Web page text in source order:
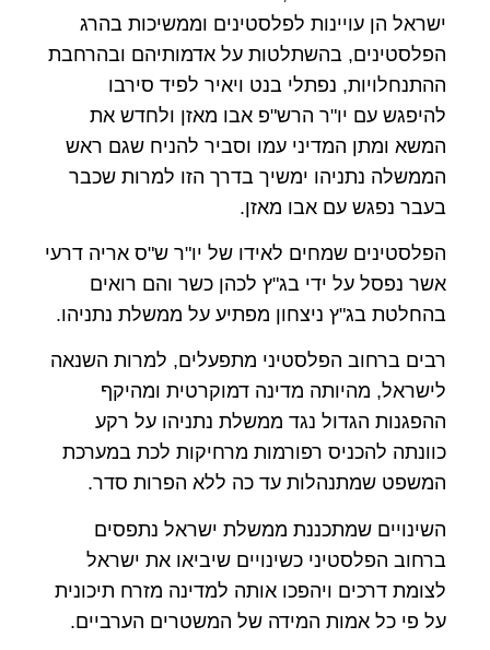
ישראל הן עויינות לפלסטינים וממשיכות בהרג
הפלסטינים, בהשתלטות על אדמותיהם ובהרחבת
ההתנחלויות, נפתלי בנט ויאיר לפיד סירבו
להיפגש עם יו"ר הרש"פ אבו מאזן ולחדש את
המשא ומתן המדיני עמו וסביר להניח שגם ראש
הממשלה נתניהו ימשיך בדרך הזו למרות שכבר
בעבר נפגש עם אבו מאזן.
הפלסטינים שמחים לאידו של יו"ר ש"ס אריה דרעי
אשר נפסל על ידי בג"ץ לכהן כשר והם רואים
בהחלטת בג"ץ ניצחון מפתיע על ממשלת נתניהו.
רבים ברחוב הפלסטיני מתפעלים, למרות השנאה
לישראל, מהיותה מדינה דמוקרטית ומהיקף
ההפגנות הגדול נגד ממשלת נתניהו על רקע
כוונתה להכניס רפורמות מרחיקות לכת במערכת
המשפט שמתנהלות עד כה ללא הפרות סדר.
השינויים שמתכננת ממשלת ישראל נתפסים
ברחוב הפלסטיני כשינויים שיביאו את ישראל
לצומת דרכים ויהפכו אותה למדינה מזרח תיכונית
על פי כל אמות המידה של המשטרים הערביים.